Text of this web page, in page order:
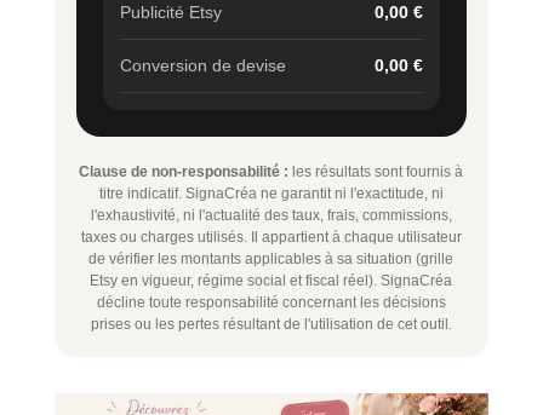
Publicité Etsy 0,00 €
Conversion de devise 0,00 €
Clause de non-responsabilité : les résultats sont fournis à
titre indicatif. SignaCréa ne garantit ni l'exactitude, ni
l'exhaustivité, ni l'actualité des taux, frais, commissions,
taxes ou charges utilisés. Il appartient à chaque utilisateur
de vérifier les montants applicables à sa situation (grille
Etsy en vigueur, régime social et fiscal réel). SignaCréa
décline toute responsabilité concernant les décisions
prises ou les pertes résultant de l'utilisation de cet outil.